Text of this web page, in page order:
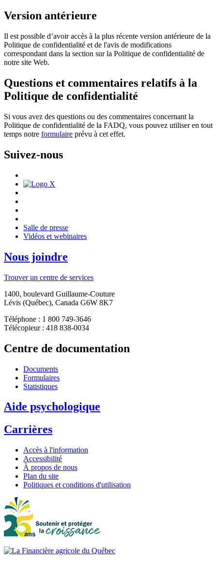
Version antérieure
Il est possible d’avoir accès à la plus récente version antérieure de la
Politique de confidentialité et de l'avis de modifications
correspondant dans la section sur la Politique de confidentialité de
notre site Web.
Questions et commentaires relatifs à la
Politique de confidentialité
Si vous avez des questions ou des commentaires concernant la
Politique de confidentialité de la FADQ, vous pouvez utiliser en tout
temps notre formulaire prévu à cet effet.
Suivez-nous
Salle de presse
Vidéos et webinaires
Nous joindre
Trouver un centre de services
1400, boulevard Guillaume-Couture
Lévis (Québec), Canada G6W 8K7
Téléphone : 1 800 749-3646
Télécopieur : 418 838-0034
Centre de documentation
Documents
Formulaires
Statistiques
Aide psychologique
Carrières
Accès à l'information
Accessibilité
À propos de nous
Plan du site
Politiques et conditions d'utilisation